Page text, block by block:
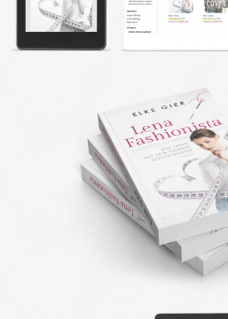
WALLPAPER